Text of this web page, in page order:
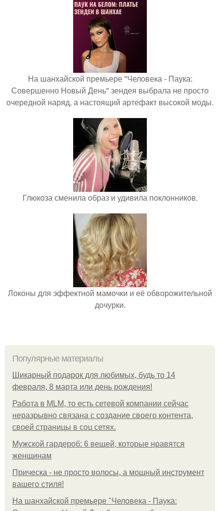
На шанхайской премьере "Человека - Паука:
Совершенно Новый День" зендея выбрала не просто
очередной наряд, а настоящий артефакт высокой моды.
Глюкоза сменила образ и удивила поклонников.
Локоны для эффектной мамочки и её обворожительной
дочурки.
Популярные материалы
Шикарный подарок для любимых, будь то 14
февраля, 8 марта или день рождения!
Работа в MLM, то есть сетевой компании сейчас
неразрывно связана с создание своего контента,
своей страницы в соц сетях.
Мужской гардероб: 6 вещей, которые нравятся
женщинам
Прическа - не просто волосы, а мощный инструмент
вашего стиля!
На шанхайской премьере "Человека - Паука: